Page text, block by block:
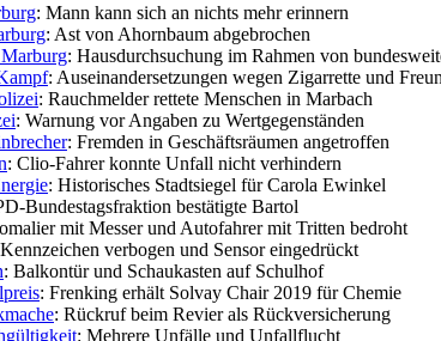
: Mann kann sich an nichts mehr erinnern
: Ast von Ahornbaum abgebrochen
: Hausdurchsuchung im Rahmen von
: Auseinandersetzungen wegen Zigarrette und
: Rauchmelder rettete Menschen in Marbach
: Warnung vor Angaben zu Wertgegenständen
: Fremden in Geschäftsräumen angetroffen
: Clio-Fahrer konnte Unfall nicht verhindern
: Historisches Stadtsiegel für Carola Ewinkel
Bundestagsfraktion bestätigte Bartol
mit Messer und Autofahrer mit Tritten bedroht
verbogen und Sensor eingedrückt
: Balkontür und Schaukasten auf Schulhof
: Frenking erhält Solvay Chair 2019 für Chemie
: Rückruf beim Revier als Rückversicherung
: Mehrere Unfälle und Unfallflucht